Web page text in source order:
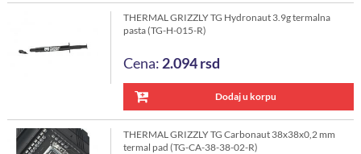
THERMAL GRIZZLY TG Hydronaut 3.9g termalna
pasta (TG-H-015-R)
Cena: 2.094rsd
Dodaj u korpu
THERMAL GRIZZLY TG Carbonaut 38x38x0,2 mm
termal pad (TG-CA-38-38-02-R)